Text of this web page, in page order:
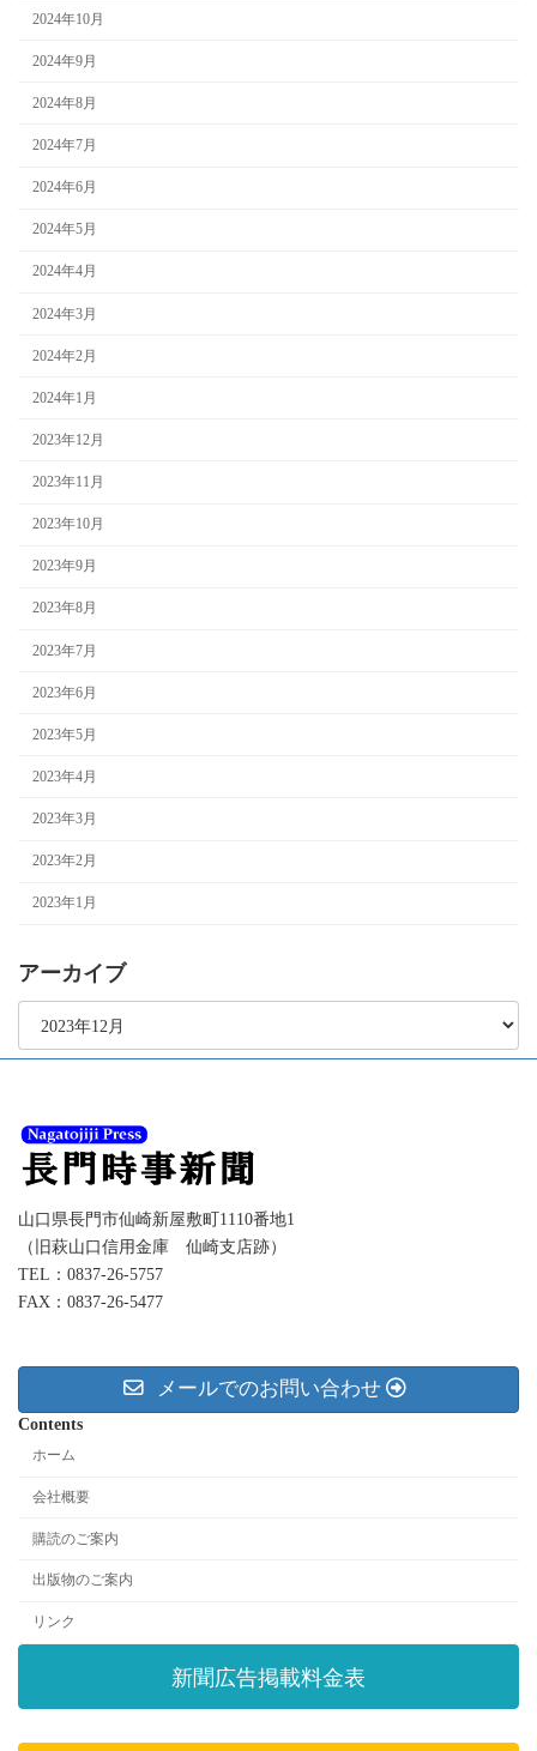
2024年10月
2024年9月
2024年8月
2024年7月
2024年6月
2024年5月
2024年4月
2024年3月
2024年2月
2024年1月
2023年12月
2023年11月
2023年10月
2023年9月
2023年8月
2023年7月
2023年6月
2023年5月
2023年4月
2023年3月
2023年2月
2023年1月
アーカイブ
ア
イ
山口県長門市仙崎新屋敷町1110番地1
（旧萩山口信用金庫 仙崎支店跡）
TEL：0837-26-5757
FAX：0837-26-5477
メールでのお問い合わせ
Contents
ホーム
会社概要
購読のご案内
出版物のご案内
リンク
新聞広告掲載料金表